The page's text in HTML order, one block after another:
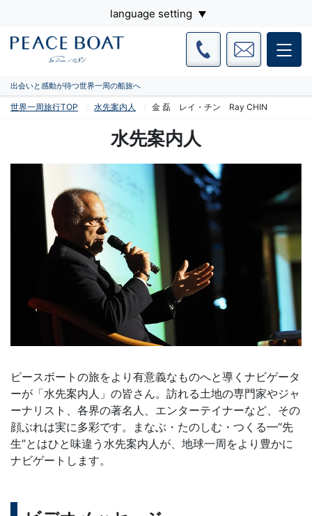
language setting
出会いと感動が待つ世界一周の船旅へ
世界一周旅行TOP 水先案内人 金 磊 レイ・チン Ray CHIN
水先案内人
ピースボートの旅をより有意義なものへと導くナビゲータ
ーが「水先案内人」の皆さん。訪れる土地の専門家やジャ
ーナリスト、各界の著名人、エンターテイナーなど、その
顔ぶれは実に多彩です。まなぶ・たのしむ・つくる━“先
生”とはひと味違う水先案内人が、地球一周をより豊かに
ナビゲートします。